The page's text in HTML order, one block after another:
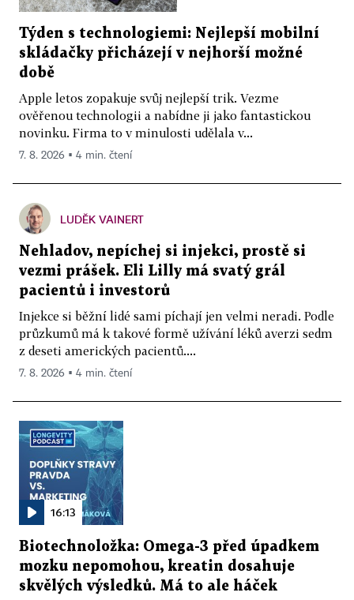
Týden s technologiemi: Nejlepší mobilní
skládačky přicházejí v nejhorší možné
době
Apple letos zopakuje svůj nejlepší trik. Vezme
ověřenou technologii a nabídne ji jako fantastickou
novinku. Firma to v minulosti udělala v...
7. 8. 2026 ▪ 4 min. čtení
LUDĚK VAINERT
Nehladov, nepíchej si injekci, prostě si
vezmi prášek. Eli Lilly má svatý grál
pacientů i investorů
Injekce si běžní lidé sami píchají jen velmi neradi. Podle
průzkumů má k takové formě užívání léků averzi sedm
z deseti amerických pacientů....
7. 8. 2026 ▪ 4 min. čtení
16:13
Biotechnoložka: Omega-3 před úpadkem
mozku nepomohou, kreatin dosahuje
skvělých výsledků. Má to ale háček